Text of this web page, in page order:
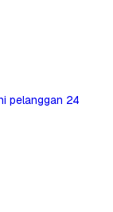
pelanggan 24